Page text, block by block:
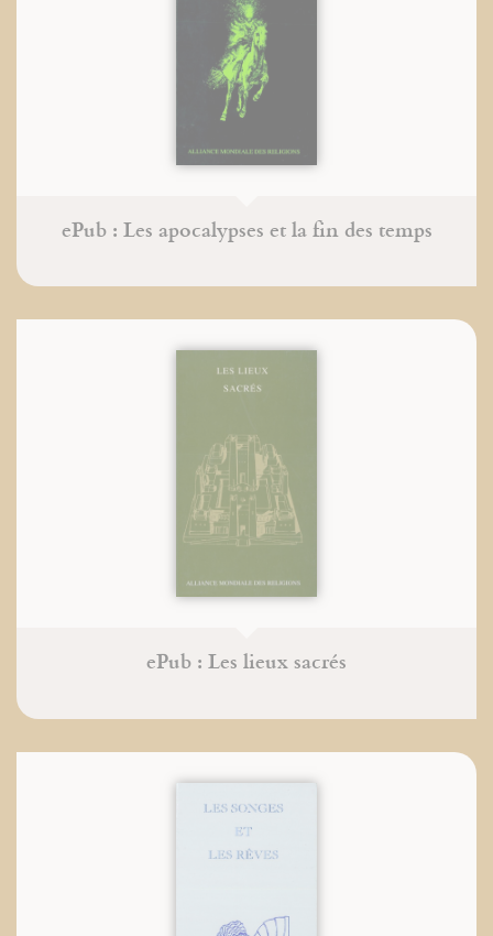
ePub : Les apocalypses et la fin des temps
ePub : Les lieux sacrés